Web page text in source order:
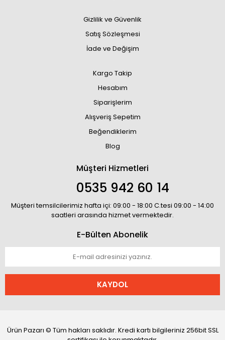
Gizlilik ve Güvenlik
Satış Sözleşmesi
İade ve Değişim
Kargo Takip
Hesabım
Siparişlerim
Alışveriş Sepetim
Beğendiklerim
Blog
Müşteri Hizmetleri
0535 942 60 14
Müşteri temsilcilerimiz hafta içi: 09:00 - 18:00 C.tesi 09:00 - 14:00
saatleri arasında hizmet vermektedir.
E-Bülten Abonelik
KAYDOL
Ürün Pazarı © Tüm hakları saklıdır. Kredi kartı bilgileriniz 256bit SSL